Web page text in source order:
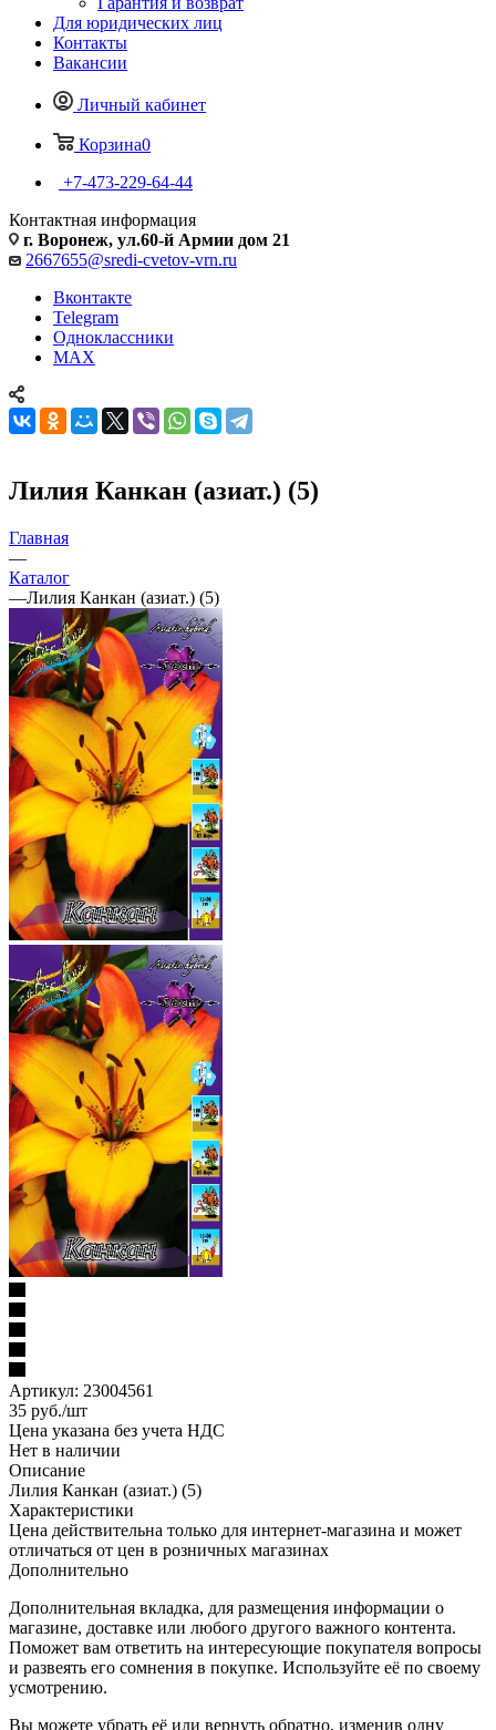
Для юридических лиц
Контакты
Вакансии
Личный кабинет
Корзина0
+7-473-229-64-44
Контактная информация
г. Воронеж, ул.60-й Армии дом 21
2667655@sredi-cvetov-vrn.ru
Вконтакте
Telegram
Одноклассники
MAX
Лилия Канкан (азиат.) (5)
Главная
—
Каталог
—Лилия Канкан (азиат.) (5)
Артикул: 23004561
35 руб./шт
Цена указана без учета НДС
Нет в наличии
Описание
Лилия Канкан (азиат.) (5)
Характеристики
Цена действительна только для интернет-магазина и может
отличаться от цен в розничных магазинах
Дополнительно
Дополнительная вкладка, для размещения информации о
магазине, доставке или любого другого важного контента.
Поможет вам ответить на интересующие покупателя вопросы
и развеять его сомнения в покупке. Используйте её по своему
усмотрению.
Вы можете убрать её или вернуть обратно, изменив одну